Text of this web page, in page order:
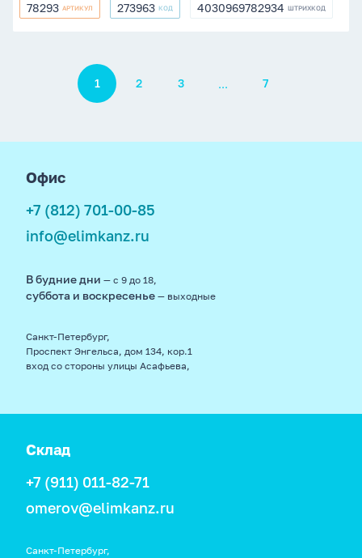
78293
78293 АРТИКУЛ 273963
273963 КОД 4030969782934
4030969782934 ШТРИХКОД
1 2 3 ... 7
Офис
+7 (812) 701-00-85
info@elimkanz.ru
В будние дни — с 9 до 18,
суббота и воскресенье — выходные
Санкт-Петербург,
Проспект Энгельса, дом 134, кор.1
вход со стороны улицы Асафьева,
Склад
+7 (911) 011-82-71
omerov@elimkanz.ru
Санкт-Петербург,